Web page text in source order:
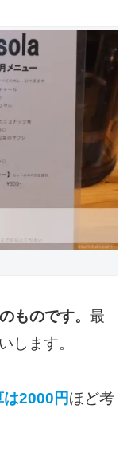
ものです。 最
します。
は2000円ほど考